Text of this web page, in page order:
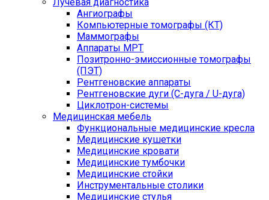
Ангиографы
Компьютерные томографы (КТ)
Маммографы
Аппараты МРТ
Позитронно-эмиссионные томографы
(ПЭТ)
Рентгеновские аппараты
Рентгеновские дуги (С-дуга / U-дуга)
Циклотрон-системы
Медицинская мебель
Функциональные медицинские кресла
Медицинские кушетки
Медицинские кровати
Медицинские тумбочки
Медицинские стойки
Инструментальные столики
Медицинские стулья